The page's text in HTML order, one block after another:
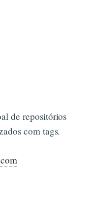
de repositórios
com tags.